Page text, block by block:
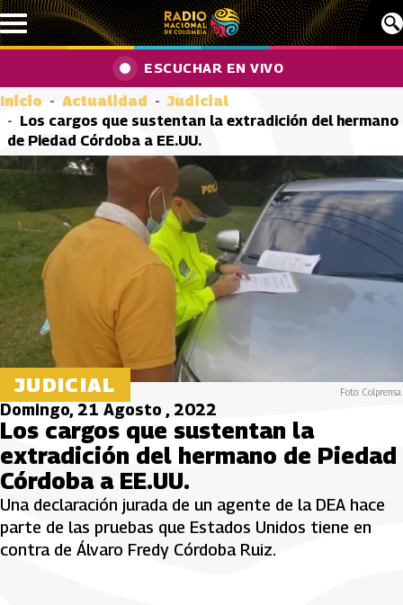
Pasar al contenido principal
ESCUCHAR EN VIVO
Inicio Actualidad
Judicial
Los cargos que sustentan la extradición del hermano
de Piedad Córdoba a EE.UU.
JUDICIAL Foto: Colprensa.
Domingo, 21 Agosto , 2022
Los cargos que sustentan la
extradición del hermano de Piedad
Córdoba a EE.UU.
Una declaración jurada de un agente de la DEA hace
parte de las pruebas que Estados Unidos tiene en
contra de Álvaro Fredy Córdoba Ruiz.